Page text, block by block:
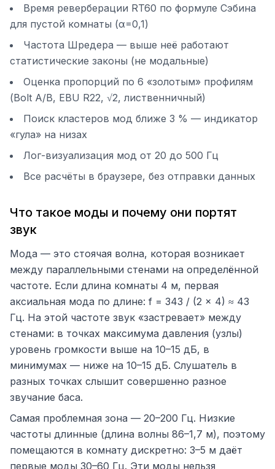
Время реверберации RT60 по формуле Сэбина
для пустой комнаты (α=0,1)
Частота Шредера — выше неё работают
статистические законы (не модальные)
Оценка пропорций по 6 «золотым» профилям
(Bolt A/B, EBU R22, √2, лиственничный)
Поиск кластеров мод ближе 3 % — индикатор
«гула» на низах
Лог-визуализация мод от 20 до 500 Гц
Все расчёты в браузере, без отправки данных
Что такое моды и почему они портят
звук
Мода — это стоячая волна, которая возникает
между параллельными стенами на определённой
частоте. Если длина комнаты 4 м, первая
аксиальная мода по длине: f = 343 / (2 × 4) ≈ 43
Гц. На этой частоте звук «застревает» между
стенами: в точках максимума давления (узлы)
уровень громкости выше на 10–15 дБ, в
минимумах — ниже на 10–15 дБ. Слушатель в
разных точках слышит совершенно разное
звучание баса.
Самая проблемная зона — 20–200 Гц. Низкие
частоты длинные (длина волны 86–1,7 м), поэтому
помещаются в комнату дискретно: 3–5 м даёт
первые моды 30–60 Гц. Эти моды нельзя